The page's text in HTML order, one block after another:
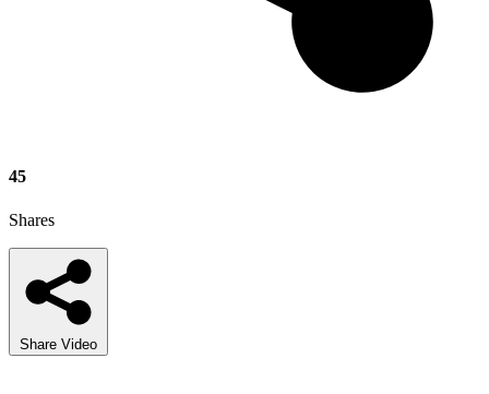
45
Shares
Share Video